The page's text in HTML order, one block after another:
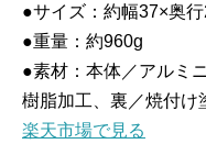
●サイズ：約幅37×奥
●重量：約960g
●素材：本体／アルミ
樹脂加工、裏／焼付け
楽天市場で見る